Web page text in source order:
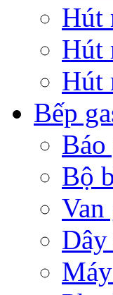
Hút
Hút
Hút
Bếp
Báo
Bộ
Van
Dây